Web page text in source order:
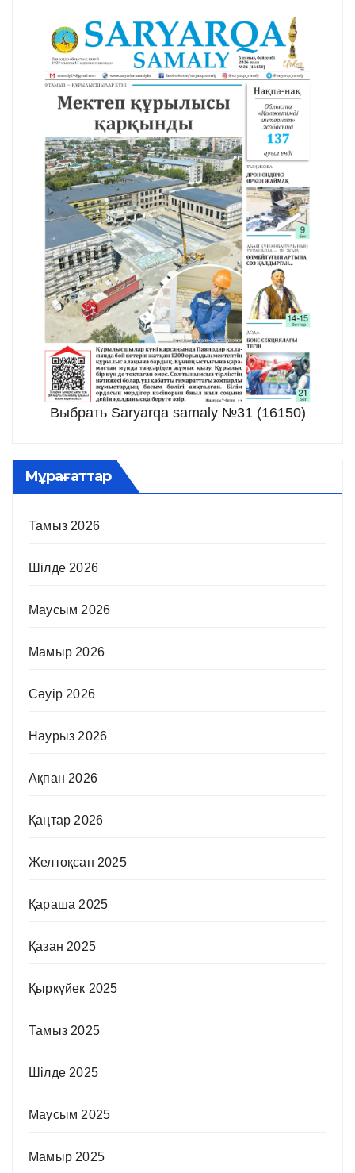
Выбрать Saryarqa samaly №31 (16150)
Мұрағаттар
Тамыз 2026
Шілде 2026
Маусым 2026
Мамыр 2026
Сәуір 2026
Наурыз 2026
Ақпан 2026
Қаңтар 2026
Желтоқсан 2025
Қараша 2025
Қазан 2025
Қыркүйек 2025
Тамыз 2025
Шілде 2025
Маусым 2025
Мамыр 2025